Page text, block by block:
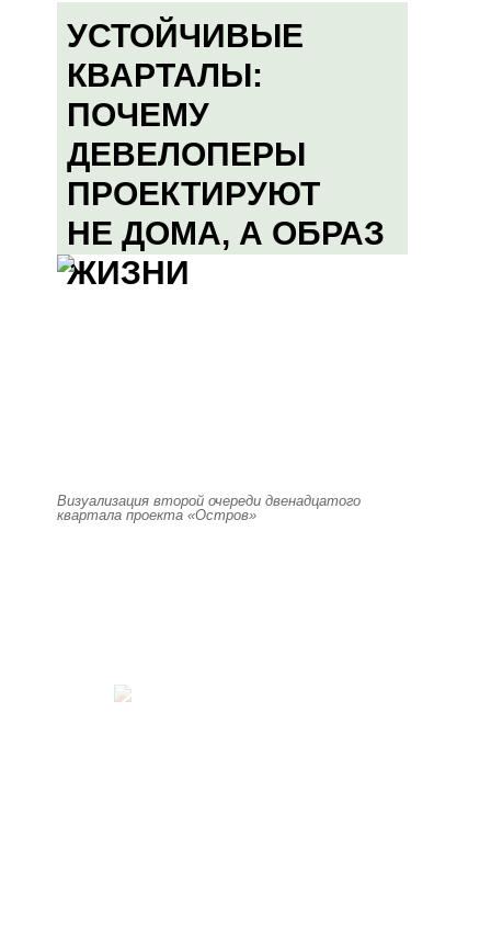
УСТОЙЧИВЫЕ
КВАРТАЛЫ:
ПОЧЕМУ
ДЕВЕЛОПЕРЫ
ПРОЕКТИРУЮТ
НЕ ДОМА, А ОБРАЗ
ЖИЗНИ
Визуализация второй очереди двенадцатого
квартала проекта «Остров»